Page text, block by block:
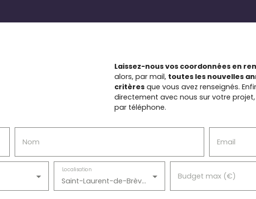
générale et restaurants. Cette maison
de faire de cette maison ancienne un
foyer rempli de souvenirs et de joie.
Contactez-nous dès aujourd'hui pour
une visite et laissez-vous séduire par son
Laissez-nous vos coordonnées en
alors, par mail, toutes les nouvelles
critères que vous avez renseignés.
directement avec nous sur votre
par téléphone.
Nom Email
Saint-Laurent-de-Brèvedent (76700)
Localisation
Budget max (€)